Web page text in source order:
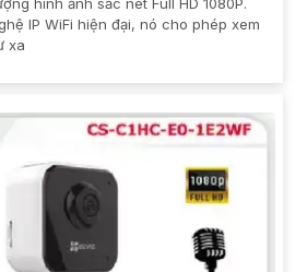
hình ảnh sắc nét Full HD 1080P.
IP WiFi hiện đại, nó cho phép xem
xa